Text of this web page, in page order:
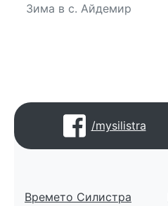
Зима в с. Айдемир
/mysilistra
Времето Силистра